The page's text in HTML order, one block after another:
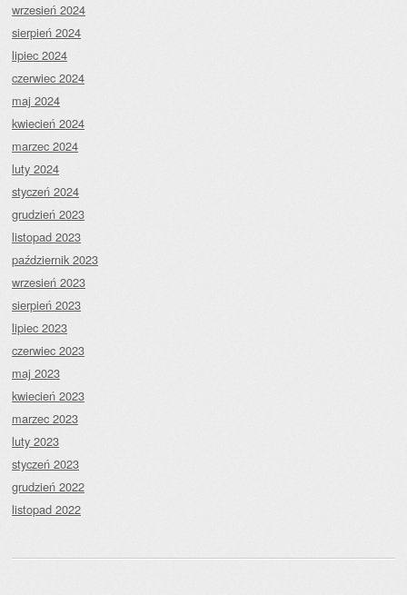
wrzesień 2024
sierpień 2024
lipiec 2024
czerwiec 2024
maj 2024
kwiecień 2024
marzec 2024
luty 2024
styczeń 2024
grudzień 2023
listopad 2023
październik 2023
wrzesień 2023
sierpień 2023
lipiec 2023
czerwiec 2023
maj 2023
kwiecień 2023
marzec 2023
luty 2023
styczeń 2023
grudzień 2022
listopad 2022